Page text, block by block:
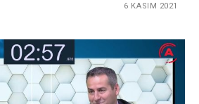
6 KASIM 2021